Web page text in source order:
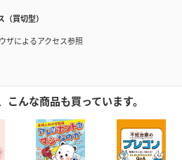
買切型）
ザによるアクセス参照
んな商品も買っています。